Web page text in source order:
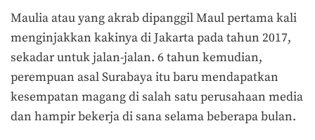
Maulia atau yang akrab dipanggil Maul pertama kali
menginjakkan kakinya di Jakarta pada tahun 2017,
sekadar untuk jalan-jalan. 6 tahun kemudian,
perempuan asal Surabaya itu baru mendapatkan
kesempatan magang di salah satu perusahaan media
dan hampir bekerja di sana selama beberapa bulan.